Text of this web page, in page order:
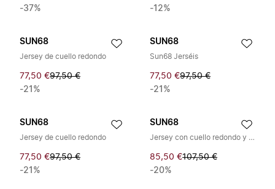
-37%
-12%
SUN68
Jersey de cuello redondo
77,50 €97,50 €
-21%
SUN68
Sun68 Jerséis
77,50 €97,50 €
-21%
SUN68
Jersey de cuello redondo
77,50 €97,50 €
-21%
SUN68
Jersey con cuello redondo y banda
85,50 €107,50 €
-20%